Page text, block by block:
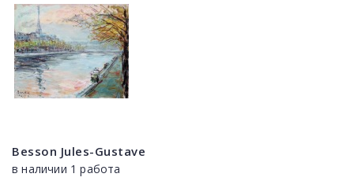
Besson Jules-Gustave
в наличии 1 работа